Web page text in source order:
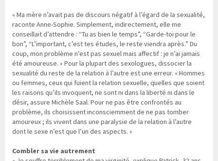
« Ma mère n’avait pas de discours négatif à l’égard de la sexualité,
raconte Anne-Sophie. Simplement, indirectement, elle me
conseillait d’attendre : “Tu as bien le temps”, “Garde-toi pour le
bon”, “L’important, c’est tes études, le reste viendra après.” Du
coup, mon problème n’est pas sexuel mais affectif : je n’ai jamais
été amoureuse. » Pour la plupart des sexologues, dissocier la
sexualité du reste de la relation à l’autre est une erreur. « Hommes
ou femmes, ceux qui fuient la relation sexuelle, quelles que soient
les raisons qu’ils invoquent, ne sont ni dans la liberté ni dans le
désir, assure Michèle Saal. Pour ne pas être confrontés au
problème, ils choisissent inconsciemment de ne pas tomber
amoureux ; ils vivent dans une paralysie de la relation à l’autre
dont le sexe n’est que l’un des aspects. »
Combler sa vie autrement